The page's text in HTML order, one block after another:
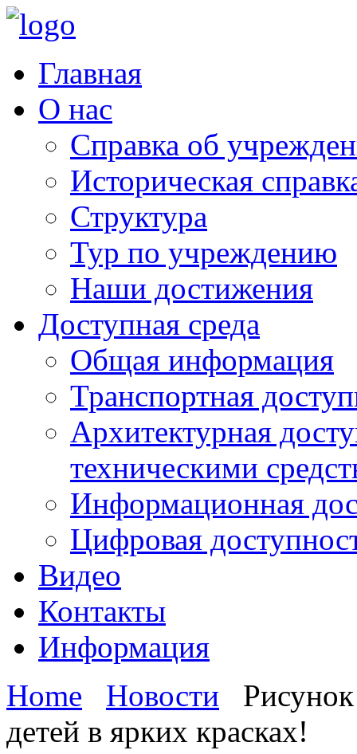
Главная
О нас
Справка об
Историческая
Структура
Тур по учреждению
Наши достижения
Доступная среда
Общая информация
Транспортная
Архитектурная
техническими
Информационная
Цифровая
Видео
Контакты
Информация
Home
Новости
детей в ярких красках!